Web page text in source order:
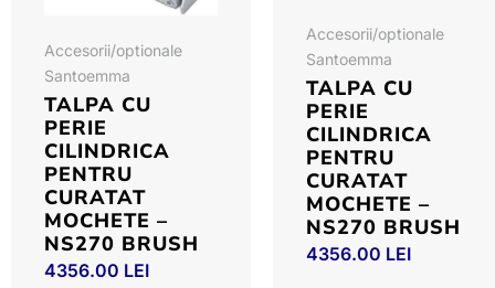
Accesorii/optionale
Santoemma
TALPA CU
PERIE
CILINDRICA
PENTRU
CURATAT
MOCHETE –
NS270 BRUSH
4356.00 LEI
Accesorii/optionale
Santoemma
TALPA CU
PERIE
CILINDRICA
PENTRU
CURATAT
MOCHETE –
NS270 BRUSH
4356.00 LEI